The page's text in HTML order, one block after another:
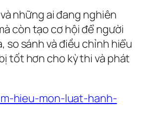
những ai đang nghiên
còn tạo cơ hội để người
sánh và điều chỉnh hiểu
tốt hơn cho kỳ thi và phát
hieu-mon-luat-hanh-